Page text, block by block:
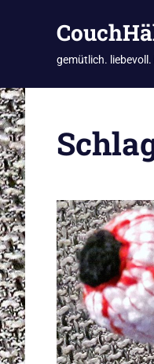
Zum
Inhalt
springen
gemütlich. liebevoll.